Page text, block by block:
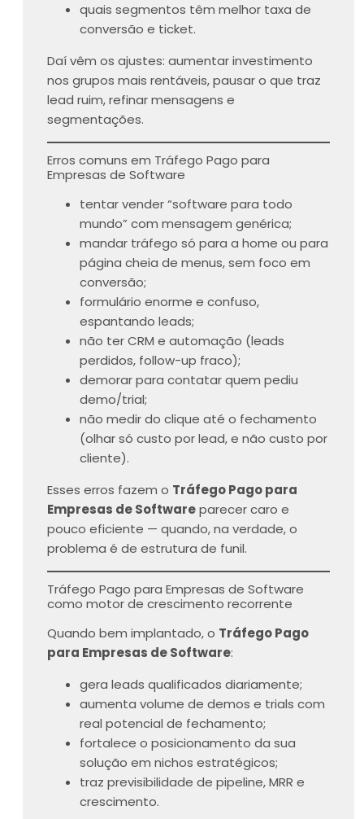
quais segmentos têm melhor taxa de
conversão e ticket.
Daí vêm os ajustes: aumentar investimento
nos grupos mais rentáveis, pausar o que traz
lead ruim, refinar mensagens e
segmentações.
Erros comuns em Tráfego Pago para
Empresas de Software
tentar vender “software para todo
mundo” com mensagem genérica;
mandar tráfego só para a home ou para
página cheia de menus, sem foco em
conversão;
formulário enorme e confuso,
espantando leads;
não ter CRM e automação (leads
perdidos, follow-up fraco);
demorar para contatar quem pediu
demo/trial;
não medir do clique até o fechamento
(olhar só custo por lead, e não custo por
cliente).
Esses erros fazem o Tráfego Pago para
Empresas de Softwareparecer caro e
pouco eficiente — quando, na verdade, o
problema é de estrutura de funil.
Tráfego Pago para Empresas de Software
como motor de crescimento recorrente
Quando bem implantado, o Tráfego Pago
para Empresas de Software:
gera leads qualificados diariamente;
aumenta volume de demos e trials com
real potencial de fechamento;
fortalece o posicionamento da sua
solução em nichos estratégicos;
traz previsibilidade de pipeline, MRR e
crescimento.